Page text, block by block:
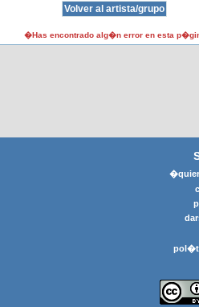
�Has encontrado alg�n error en esta